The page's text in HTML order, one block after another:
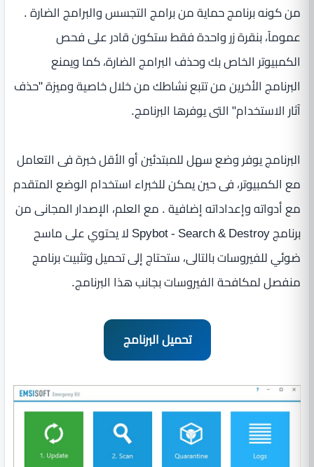
من كونه برنامج حماية من برامج التجسس والبرامج الضارة .
عموماً، بنقرة زر واحدة فقط ستكون قادر على فحص
الكمبيوتر الخاص بك وحذف البرامج الضارة، كما ويمنع
البرنامج الأخرين من تتبع نشاطك من خلال خاصية وميزة "حذف
آثار الاستخدام" التى يوفرها البرنامج.
البرنامج يوفر وضع سهل للمبتدئين أو الأقل خبرة فى التعامل
مع الكمبيوتر، فى حين يمكن للخبراء استخدام الوضع المتقدم
مع أدواته وإعداداته إضافية . مع العلم، الإصدار المجانى من
برنامج Spybot - Search & Destroy لا يحتوي على ماسح
ضوئي للفيروسات بالتالى، ستحتاج إلى تحميل وتثبيت برنامج
منفصل لمكافحة الفيروسات بجانب هذا البرنامج.
تحميل البرنامج